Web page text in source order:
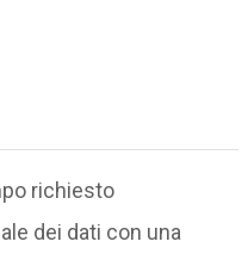
richiesto
dei dati con una